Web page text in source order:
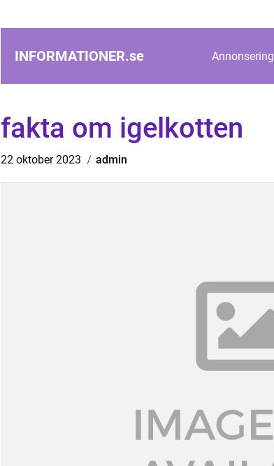
INFORMATIONER.se Annonsering
fakta om igelkotten
22 oktober 2023 admin